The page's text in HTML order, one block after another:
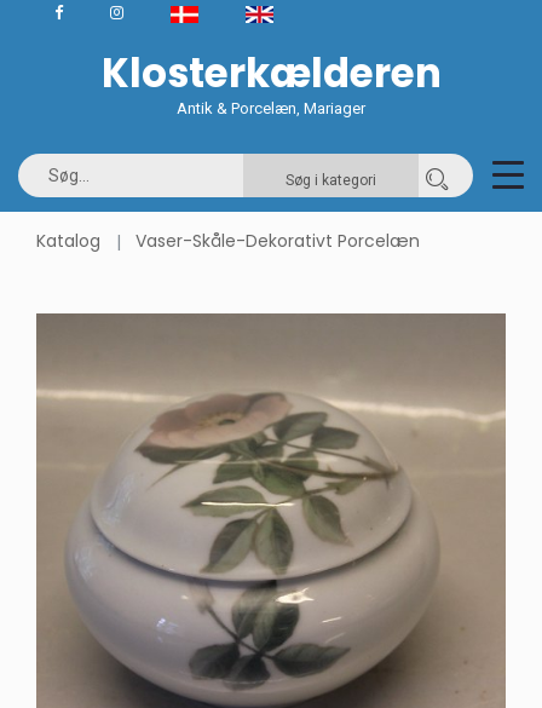
Klosterkælderen
Antik & Porcelæn, Mariager
Søg i kategori
Katalog Vaser-Skåle-Dekorativt Porcelæn